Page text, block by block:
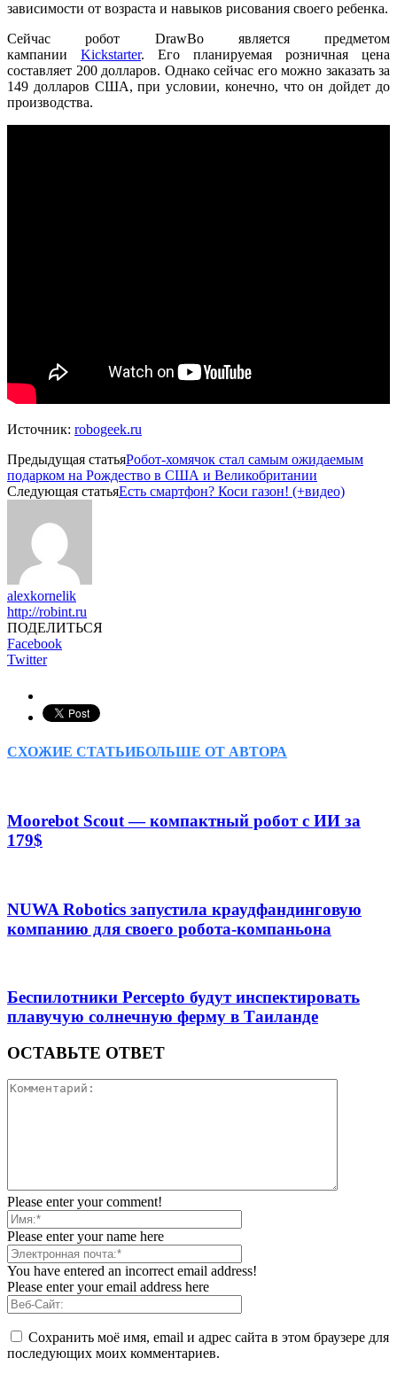
зависимости от возраста и навыков рисования своего ребенка.
Сейчас робот DrawBo является предметом
кампании Kickstarter. Его планируемая розничная цена
составляет 200 долларов. Однако сейчас его можно заказать за
149 долларов США, при условии, конечно, что он дойдет до
производства.
Источник: robogeek.ru
Предыдущая статьяРобот-хомячок стал самым ожидаемым
подарком на Рождество в США и Великобритании
Следующая статьяЕсть смартфон? Коси газон! (+видео)
alexkornelik
http://robint.ru
ПОДЕЛИТЬСЯ
Facebook
Twitter
СХОЖИЕ СТАТЬИБОЛЬШЕ ОТ АВТОРА
Moorebot Scout — компактный робот с ИИ за
179$
NUWA Robotics запустила краудфандинговую
компанию для своего робота-компаньона
Беспилотники Percepto будут инспектировать
плавучую солнечную ферму в Таиланде
ОСТАВЬТЕ ОТВЕТ
Please enter your comment!
Please enter your name here
You have entered an incorrect email address!
Please enter your email address here
Сохранить моё имя, email и адрес сайта в этом браузере для
последующих моих комментариев.